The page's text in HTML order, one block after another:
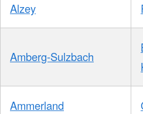
Alzey
Amberg-Sulzbach
Ammerland